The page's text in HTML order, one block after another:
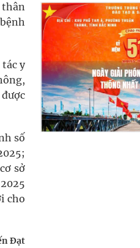
y
số
sở
cho
Đạt